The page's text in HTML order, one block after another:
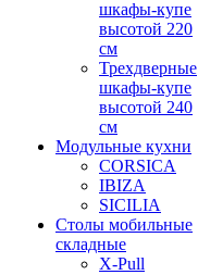
шкафы-купе
высотой 220
см
Трехдверные
шкафы-купе
высотой 240
см
Модульные кухни
CORSICA
IBIZA
SICILIA
Столы мобильные
складные
X-Pull